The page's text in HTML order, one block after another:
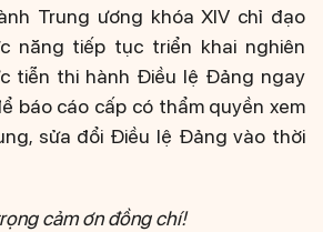
Trung ương khóa XIV chỉ đạo
năng tiếp tục triển khai nghiên
tiễn thi hành Điều lệ Đảng ngay
báo cáo cấp có thẩm quyền xem
sửa đổi Điều lệ Đảng vào thời
cảm ơn đồng chí!